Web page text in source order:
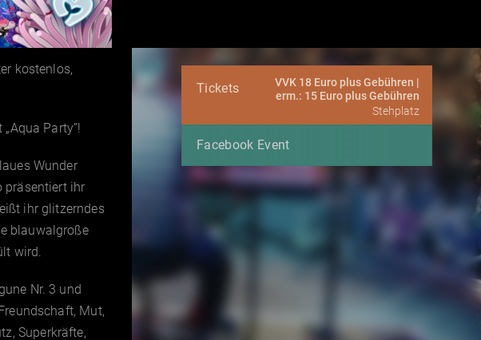
Tickets
VVK 18 Euro plus Gebühren |
erm.: 15 Euro plus Gebühren
Stehplatz
Facebook Event
kostenlos,
Party”!
Wunder
präsentiert ihr
ihr glitzerndes
blauwalgroße
wird.
Nr. 3 und
Mut,
Superkräfte,